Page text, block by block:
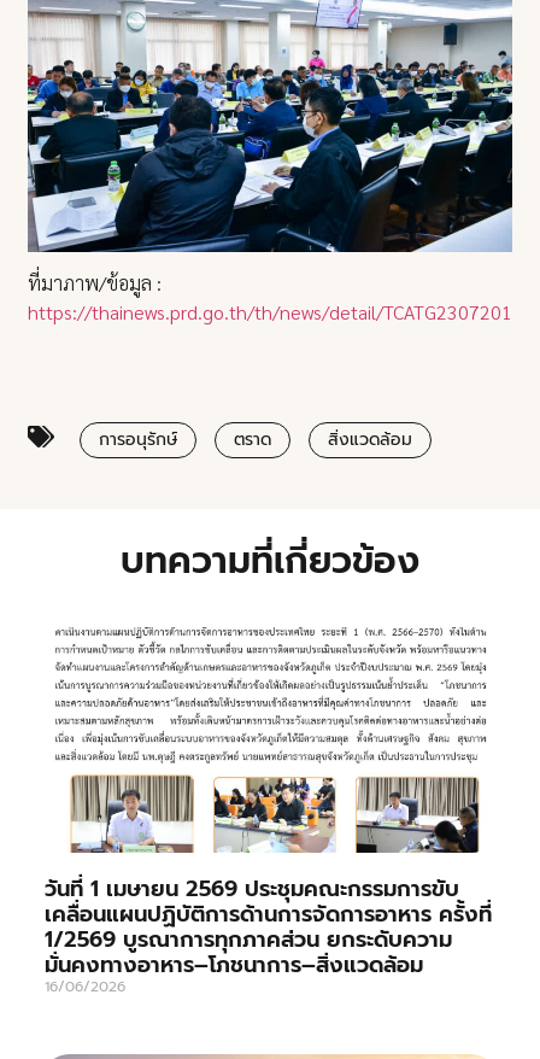
ที่มาภาพ/ข้อมูล :
https://thainews.prd.go.th/th/news/detail/
การอนุรักษ์ ตราด สิ่งแวดล้อม
บทความที่เกี่ยวข้อง
วันที่ 1 เมษายน 2569 ประชุมคณะกรรมการขับ
เคลื่อนแผนปฏิบัติการด้านการจัดการอาหาร ครั้งที่
1/2569 บูรณาการทุกภาคส่วน ยกระดับความ
มั่นคงทางอาหาร–โภชนาการ–สิ่งแวดล้อม
16/06/2026